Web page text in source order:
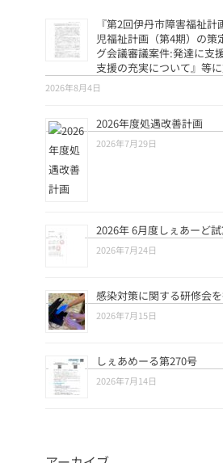
『第2回伊丹市障害福祉
児福祉計画（第4期）の策
グ会議審議案件:発達に支
支援の充実について』等
2026年8月4日
2026年度処遇改善計画
2026年7月29日
2026年 6月度しぇあーど
2026年7月24日
感染対策に関する研修会を
2026年7月15日
しぇあめーる第270号
2026年7月14日